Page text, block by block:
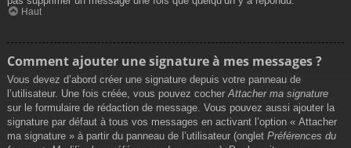
Haut
Comment ajouter une signature à mes messages ?
Vous devez d’abord créer une signature depuis votre panneau de
l’utilisateur. Une fois créée, vous pouvez cocher Attacher ma signature
sur le formulaire de rédaction de message. Vous pouvez aussi ajouter la
signature par défaut à tous vos messages en activant l’option « Attacher
ma signature » à partir du panneau de l’utilisateur (onglet Préférences du